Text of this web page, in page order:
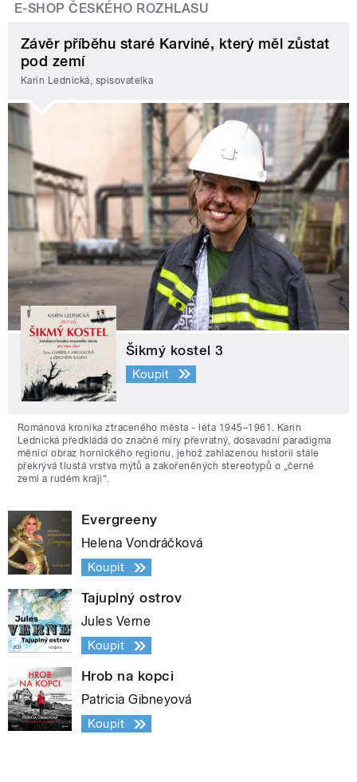
E-SHOP ČESKÉHO ROZHLASU
Závěr příběhu staré Karviné, který měl zůstat
pod zemí
Karin Lednická, spisovatelka
Šikmý kostel 3
Koupit
Románová kronika ztraceného města - léta 1945–1961. Karin
Lednická předkládá do značné míry převratný, dosavadní paradigma
měnící obraz hornického regionu, jehož zahlazenou historii stále
překrývá tlustá vrstva mýtů a zakořeněných stereotypů o „černé
zemi a rudém kraji“.
Evergreeny
Helena Vondráčková
Koupit
Tajuplný ostrov
Jules Verne
Koupit
Hrob na kopci
Patricia Gibneyová
Koupit